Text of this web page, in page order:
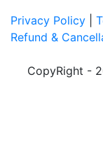
Privacy Policy
Refund &
CopyRight -